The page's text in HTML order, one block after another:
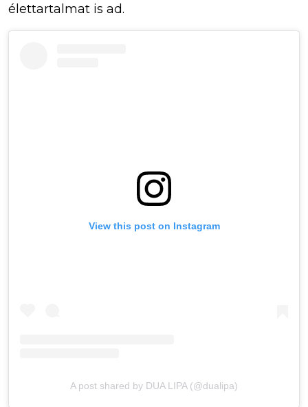
élettartalmat is ad.
View this post on Instagram
A post shared by DUA LIPA (@dualipa)